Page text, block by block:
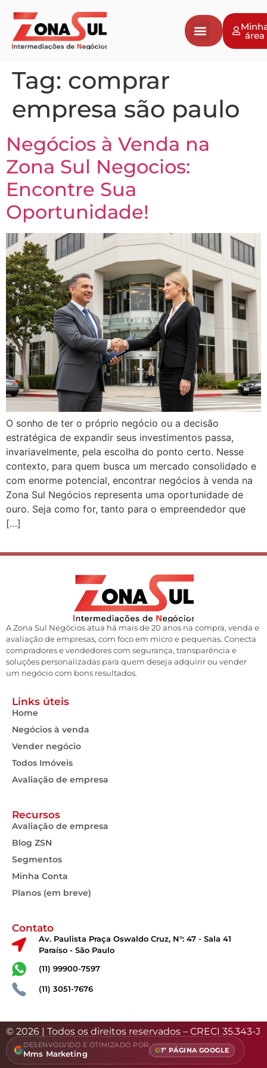
área
Tag: comprar
empresa são paulo
Negócios à Venda na
Zona Sul Negocios:
Encontre Sua
Oportunidade!
O sonho de ter o próprio negócio ou a decisão
estratégica de expandir seus investimentos passa,
invariavelmente, pela escolha do ponto certo. Nesse
contexto, para quem busca um mercado consolidado e
com enorme potencial, encontrar negócios à venda na
Zona Sul Negócios representa uma oportunidade de
ouro. Seja como for, tanto para o empreendedor que
[…]
A Zona Sul Negócios atua há mais de 20 anos na compra, venda e
avaliação de empresas, com foco em micro e pequenas. Conecta
compradores e vendedores com segurança, transparência e
soluções personalizadas para quem deseja adquirir ou vender
um negócio com bons resultados.
Links úteis
Home
Negócios à venda
Vender negócio
Todos Imóveis
Avaliação de empresa
Recursos
Avaliação de empresa
Blog ZSN
Segmentos
Minha Conta
Planos (em breve)
Contato
Av. Paulista Praça Oswaldo Cruz, N°: 47 - Sala 41
Paraíso - São Paulo
(11) 99900-7597
(11) 3051-7676
© 2026 | Todos os direitos reservados – CRECI 35.343-J
DESENVOLVIDO E OTIMIZADO POR
Mms Marketing 1º PÁGINA GOOGLE